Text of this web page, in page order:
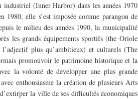
industriel (Inner Harbor) dans les années 1970
elle s’est imposée comme parangon de
le milieu des années 1990, la municipalité
les grands équipements sportifs (the Oriole
plus qu’ambitieux) et culturels (The
promouvoir le patrimoine historique et la
la volonté de développer une plus grande
enthousiasme la création de plusieurs Arts
la ville de ses difficultés économiques